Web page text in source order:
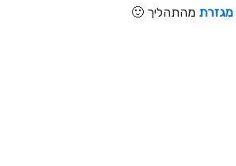
מגזרת מהתהליך 🙂